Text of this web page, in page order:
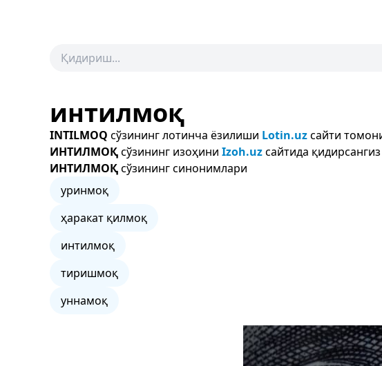
интилмоқ
INTILMOQ сўзининг лотинча ёзилиши Lotin.uzсайти
ИНТИЛМОҚсўзининг изоҳини Izoh.uzсайтида
ИНТИЛМОҚсўзининг синонимлари
уринмоқ
ҳаракат қилмоқ
интилмоқ
тиришмоқ
уннамоқ